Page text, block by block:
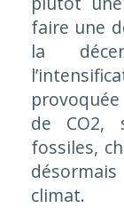
faire une
la
de CO2,
fossiles,
climat.